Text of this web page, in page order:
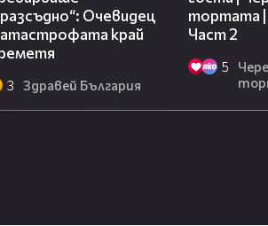
Очевидец
край
3 Здравей България
тортата |
Част 2
5